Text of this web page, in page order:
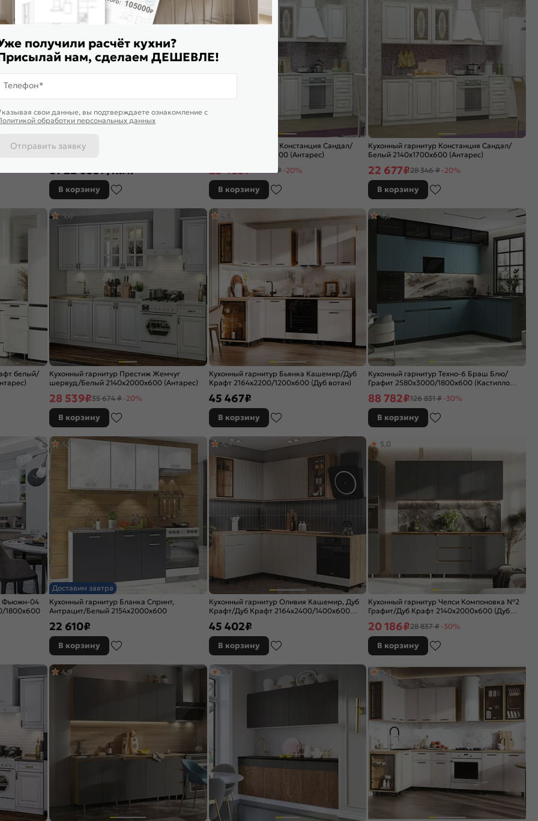
Прага-07
1490x600
Модульный кухонный гарнитур Ницца-02
от22 655₽/п.м.
В корзину
Кухонный гарнитур Констанция Сандал/
Белый 2140x1800x600 (Антарес)
23 483₽ 29 354 ₽ -20%
В корзину
Кухонный гарнитур Констанция Сандал/
Белый 2140x1700x600 (Антарес)
22 677₽28 346 ₽ -20%
В корзину
белый/
Кухонный гарнитур Престиж Жемчуг
шервуд/Белый 2140x2000x600 (Антарес)
5,0
28 539₽35 674 ₽ -20%
В корзину
Кухонный гарнитур Бьянка Кашемир/Дуб
Крафт 2164x2200/1200x600 (Дуб вотан)
4,8
45 467₽
В корзину
Кухонный гарнитур Техно-6 Браш Блю/
Графит 2580x3000/1800x600 (Кастилло
4,8
88 782₽126 831 ₽ -30%
В корзину
Фьюжн-04
1800x600
Доставим завтра
Кухонный гарнитур Бланка Спринт,
Антрацит/Белый 2154x2000x600
4,7
22 610₽
В корзину
Кухонный гарнитур Оливия Кашемир, Дуб
Крафт/Дуб Крафт 2164x2400/1400x600
4,9
45 402₽
В корзину
Кухонный гарнитур Челси Компоновка №2
Графит/Дуб Крафт 2140x2000x600 (Дуб
5,0
20 186₽28 837 ₽ -30%
В корзину
4,9 4,9 4,8
получили расчёт кухни?
нам, сделаем ДЕШЕВЛЕ!
Телефон*
свои данные, вы подтверждаете ознакомление c
обработки персональных данных
Отправить заявку